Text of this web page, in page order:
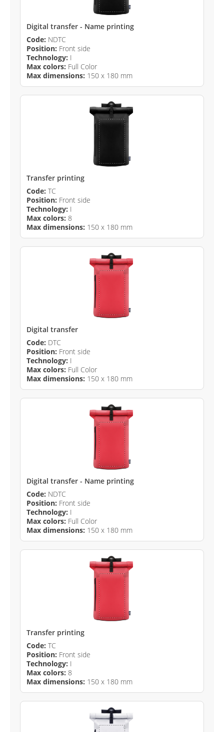
Digital transfer - Name printing
Code: NDTC
Position: Front side
Technology: I
Max colors: Full Color
Max dimensions: 150 x 180 mm
Transfer printing
Code: TC
Position: Front side
Technology: I
Max colors: 8
Max dimensions: 150 x 180 mm
Digital transfer
Code: DTC
Position: Front side
Technology: I
Max colors: Full Color
Max dimensions: 150 x 180 mm
Digital transfer - Name printing
Code: NDTC
Position: Front side
Technology: I
Max colors: Full Color
Max dimensions: 150 x 180 mm
Transfer printing
Code: TC
Position: Front side
Technology: I
Max colors: 8
Max dimensions: 150 x 180 mm